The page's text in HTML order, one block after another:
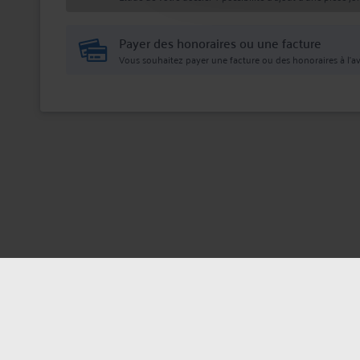
Payer des honoraires ou une facture
Vous souhaitez payer une facture ou des honoraires à